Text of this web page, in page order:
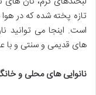
تازه پخته شده که در
است. اینجا می توانید
های قدیمی و سنتی و
نانوایی های محلی و